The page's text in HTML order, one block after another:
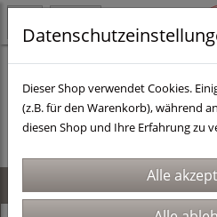
Es wurden leider keine
News
Dieser Shop verwendet Cookies.
(z.B. für den Warenkorb), während
diesen Shop und Ihre Erfahrung zu